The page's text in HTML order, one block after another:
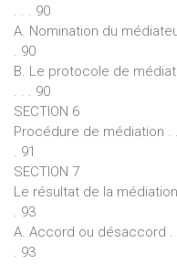
. . . 90
A. Nomination du
. 90
B. Le protocole de
. . . 90
SECTION 6
Procédure de médiation . .
. 91
SECTION 7
Le résultat de la médiation
. 93
A. Accord ou désaccord . .
. 93